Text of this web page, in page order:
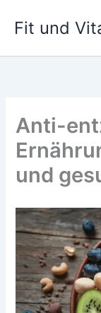
InhaltFit und
Anti-
und